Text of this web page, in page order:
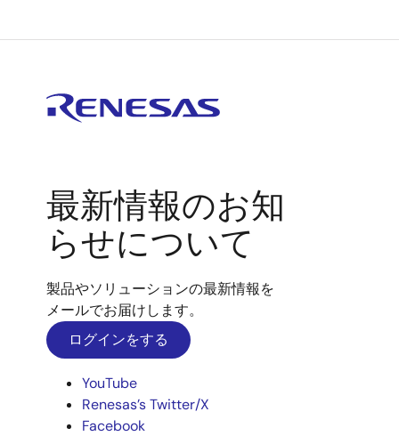
最新情報のお知
らせについて
製品やソリューションの最新情報を
メールでお届けします。
ログインをする
YouTube
Renesas’s Twitter/X
Facebook